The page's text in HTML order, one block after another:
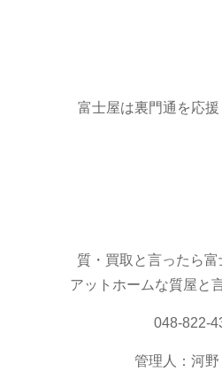
富士屋は裏門通を応援
質・買取と言ったら富
アットホームな質屋と
048-822-
管理人：河